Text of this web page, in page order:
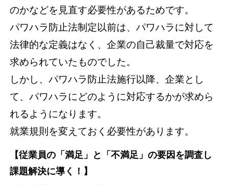
のかなどを見直す必要性があるためです。
パワハラ防止法制定以前は、パワハラに対して
法律的な定義はなく、企業の自己裁量で対応を
求められていたものでした。
しかし、パワハラ防止法施行以降、企業とし
て、パワハラにどのように対応するかが求めら
れるようになります。
就業規則を変えておく必要性があります。
【従業員の「満足」と「不満足」の要因を調査し
課題解決に導く！】